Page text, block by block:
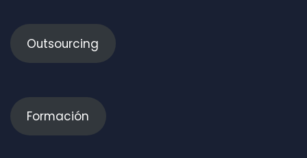
Outsourcing
Formación